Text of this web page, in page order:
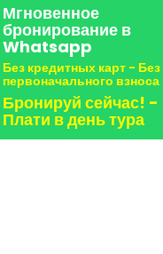
Мгновенное
бронирование в
Whatsapp
Без кредитных карт - Без
первоначального взноса
Бронируй сейчас! -
Плати в день тура